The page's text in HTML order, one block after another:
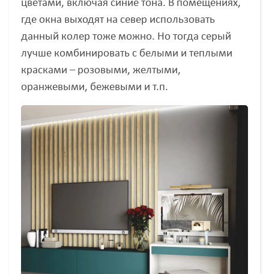
цветами, включая синие тона. В помещениях,
где окна выходят на север использовать
данный колер тоже можно. Но тогда серый
лучше комбинировать с белыми и теплыми
красками – розовыми, желтыми,
оранжевыми, бежевыми и т.п.